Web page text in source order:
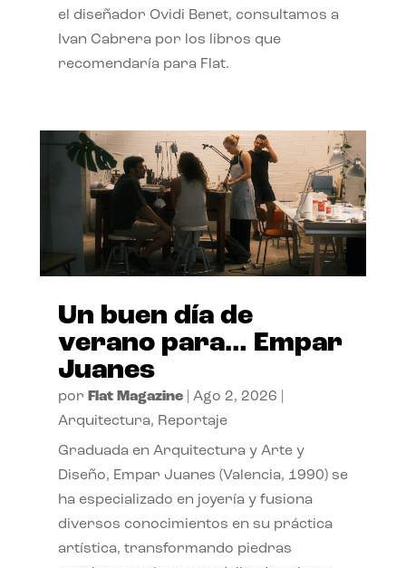
el diseñador Ovidi Benet, consultamos a
Ivan Cabrera por los libros que
recomendaría para Flat.
Un buen día de
verano para… Empar
Juanes
por Flat Magazine| Ago 2, 2026
Arquitectura, Reportaje
Graduada en Arquitectura y Arte y
Diseño, Empar Juanes (Valencia, 1990) se
ha especializado en joyería y fusiona
diversos conocimientos en su práctica
artística, transformando piedras